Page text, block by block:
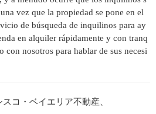
vez que la propiedad se pone en el
de búsqueda de inquilinos para ay
en alquiler rápidamente y con tranq
con nosotros para hablar de sus necesi